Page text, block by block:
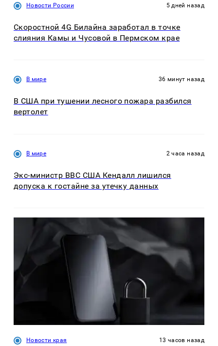
Новости России 5 дней назад
Скоростной 4G Билайна заработал в точке
слияния Камы и Чусовой в Пермском крае
В мире 36 минут назад
В США при тушении лесного пожара разбился
вертолет
В мире 2 часа назад
Экс-министр ВВС США Кендалл лишился
допуска к гостайне за утечку данных
Новости края 13 часов назад